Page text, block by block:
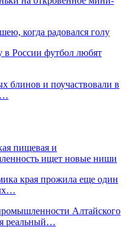
когда радовался голу
в России футбол любят
блинов и поучаствовали в
пищевая и
ищет новые ниши
края прожила еще один
Алтайского
реальный…